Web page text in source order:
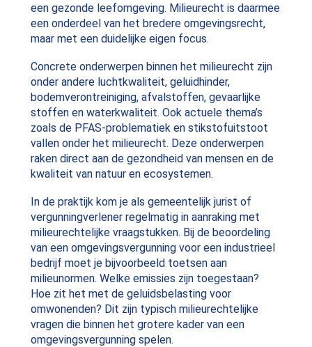
een gezonde leefomgeving. Milieurecht is daarmee
een onderdeel van het bredere omgevingsrecht,
maar met een duidelijke eigen focus.
Concrete onderwerpen binnen het milieurecht zijn
onder andere luchtkwaliteit, geluidhinder,
bodemverontreiniging, afvalstoffen, gevaarlijke
stoffen en waterkwaliteit. Ook actuele thema’s
zoals de PFAS-problematiek en stikstofuitstoot
vallen onder het milieurecht. Deze onderwerpen
raken direct aan de gezondheid van mensen en de
kwaliteit van natuur en ecosystemen.
In de praktijk kom je als gemeentelijk jurist of
vergunningverlener regelmatig in aanraking met
milieurechtelijke vraagstukken. Bij de beoordeling
van een omgevingsvergunning voor een industrieel
bedrijf moet je bijvoorbeeld toetsen aan
milieunormen. Welke emissies zijn toegestaan?
Hoe zit het met de geluidsbelasting voor
omwonenden? Dit zijn typisch milieurechtelijke
vragen die binnen het grotere kader van een
omgevingsvergunning spelen.